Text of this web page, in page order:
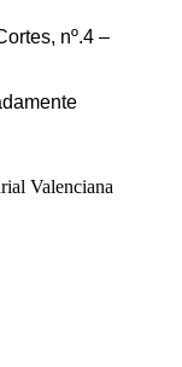
nº.4 –
Valenciana